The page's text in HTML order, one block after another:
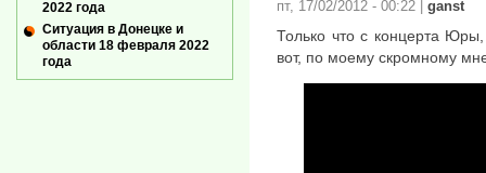
пт, 17/02/2012 - 00:22 ganst
Только что с концерта
вот, по моему скромному
2022 года
Ситуация в Донецке и
области 18 февраля 2022
года